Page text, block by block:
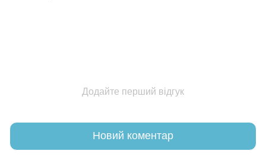
Додайте перший відгук
Новий коментар